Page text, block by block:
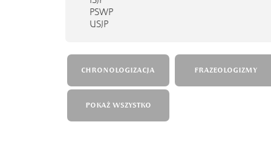
PSWP
USJP
CHRONOLOGIZACJA FRAZEOLOGIZMY
POKAŻ WSZYSTKO